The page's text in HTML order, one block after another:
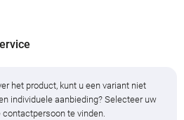
het product, kunt u een variant niet
individuele aanbieding? Selecteer uw
contactpersoon te vinden.